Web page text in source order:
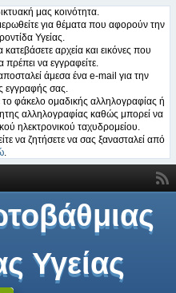
μας κοινότητα.
για θέματα που αφορούν την
Υγείας.
κατεβάσετε αρχεία και εικόνες που
πρέπει να εγγραφείτε.
άμεσα ένα e-mail για την
εγγραφής σας.
το φάκελο ομαδικής αλληλογραφίας ή
αλληλογραφίας καθώς μπορεί να
ηλεκτρονικού ταχυδρομείου.
να ζητήσετε να σας ξανασταλεί από
.
Υγείας